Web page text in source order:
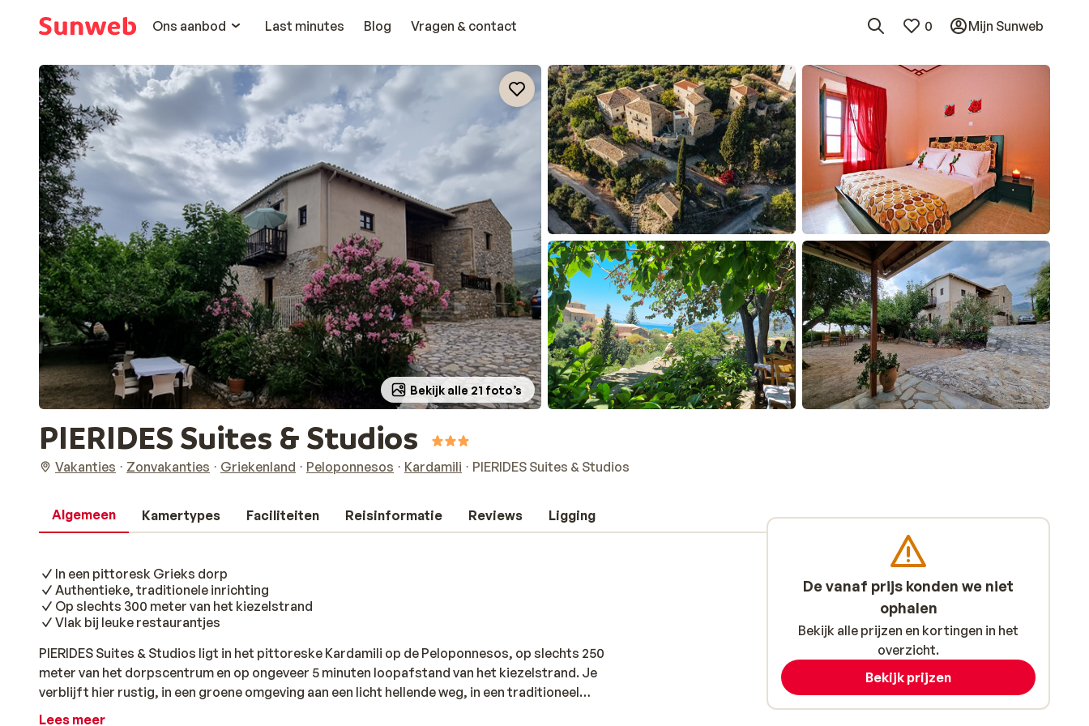
Ons aanbod
Last minutes Blog Vragen & contact 0 Mijn Sunweb
Bekijk alle 21 foto’s
PIERIDES Suites & Studios
Vakanties Zonvakanties Griekenland Peloponnesos Kardamili PIERIDES Suites & Studios
Algemeen Kamertypes Faciliteiten Reisinformatie Reviews Ligging
In een pittoresk Grieks dorp
Authentieke, traditionele inrichting
Op slechts 300 meter van het kiezelstrand
Vlak bij leuke restaurantjes
PIERIDES Suites & Studios ligt in het pittoreske Kardamili op de Peloponnesos, op slechts 250
meter van het dorpscentrum en op ongeveer 5 minuten loopafstand van het kiezelstrand. Je
verblijft hier rustig, in een groene omgeving aan een licht hellende weg, in een traditioneel
Grieks dorp. De kamers bevinden zich in een kleinschalig gebouw en zijn eenvoudig maar
Lees meer
De vanaf prijs konden we niet
ophalen
Bekijk alle prijzen en kortingen in het
overzicht.
Bekijk prijzen